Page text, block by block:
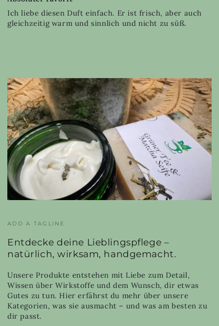
Ich liebe diesen Duft einfach. Er ist frisch, aber auch
gleichzeitig warm und sinnlich und nicht zu süß.
ADD A TAGLINE
Entdecke deine Lieblingspflege –
natürlich, wirksam, handgemacht.
Unsere Produkte entstehen mit Liebe zum Detail,
Wissen über Wirkstoffe und dem Wunsch, dir etwas
Gutes zu tun. Hier erfährst du mehr über unsere
Kategorien, was sie ausmacht – und was am besten zu
dir passt.